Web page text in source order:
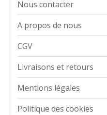
Nous contacter
A propos de nous
CGV
Livraisons et retours
Mentions légales
Politique des cookies